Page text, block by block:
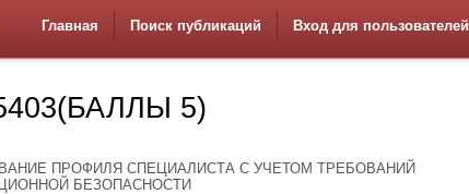
Главная Поиск публикаций Вход для пользователей
5)
ПРОФИЛЯ СПЕЦИАЛИСТА С УЧЕТОМ ТРЕБОВАНИЙ
БЕЗОПАСНОСТИ